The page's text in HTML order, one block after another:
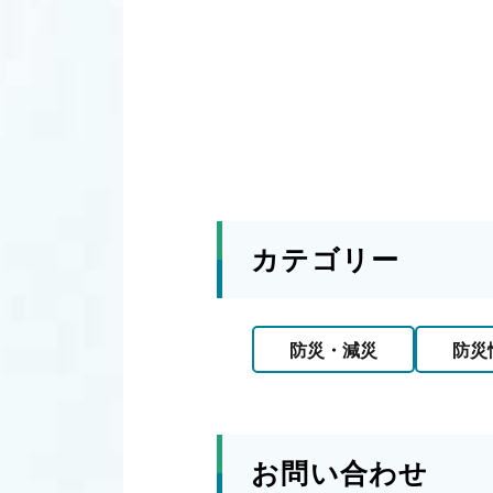
カテゴリー
防災・減災 防災
お問い合わせ